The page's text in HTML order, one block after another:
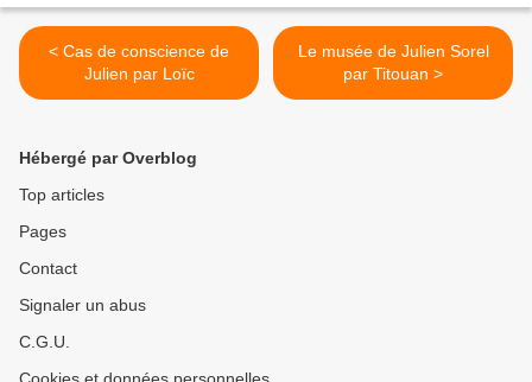
< Cas de conscience de
Julien par Loïc
Le musée de Julien Sorel
par Titouan >
Hébergé par Overblog
Top articles
Pages
Contact
Signaler un abus
C.G.U.